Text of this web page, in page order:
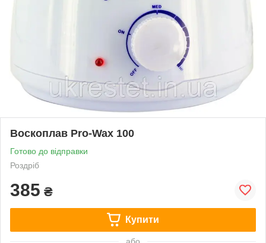
Воскоплав Pro-Wax 100
Готово до відправки
Роздріб
385 ₴
Купити
або